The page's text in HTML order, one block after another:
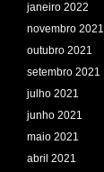
janeiro 2022
novembro 2021
outubro 2021
setembro 2021
julho 2021
junho 2021
maio 2021
abril 2021